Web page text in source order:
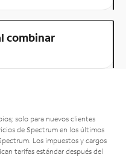
combinar
solo para nuevos clientes
de Spectrum en los últimos
Los impuestos y cargos
tarifas estándar después del